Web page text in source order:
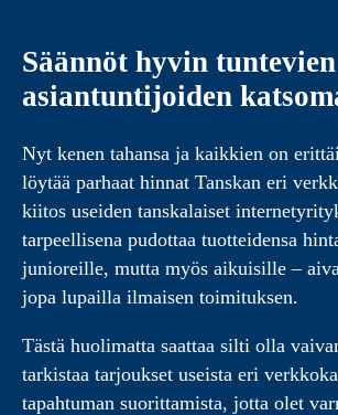
Säännöt hyvin tuntevien
asiantuntijoiden
Nyt kenen tahansa ja kaikkien on
löytää parhaat hinnat Tanskan eri
kiitos useiden tanskalaiset
tarpeellisena pudottaa tuotteidensa
junioreille, mutta myös aikuisille –
jopa lupailla ilmaisen toimituksen.
Tästä huolimatta saattaa silti olla
tarkistaa tarjoukset useista eri
tapahtuman suorittamista, jotta olet